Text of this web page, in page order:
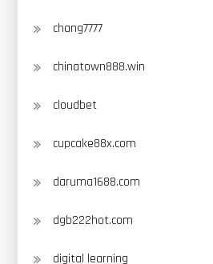
chang7777
chinatown888.win
cloudbet
cupcake88x.com
daruma1688.com
dgb222hot.com
digital learning